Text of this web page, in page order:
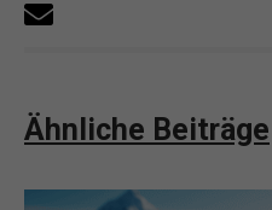
Ähnliche Beiträge